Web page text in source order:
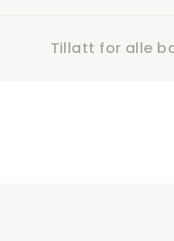
Tillatt for alle